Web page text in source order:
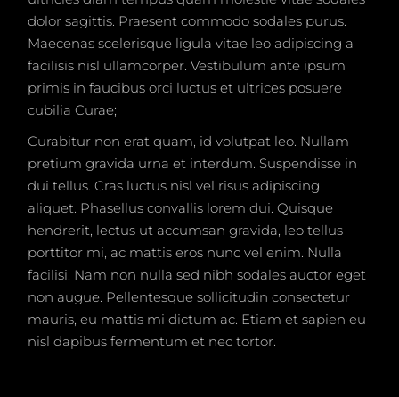
dolor sagittis. Praesent commodo sodales purus.
Maecenas scelerisque ligula vitae leo adipiscing a
facilisis nisl ullamcorper. Vestibulum ante ipsum
primis in faucibus orci luctus et ultrices posuere
cubilia Curae;
Curabitur non erat quam, id volutpat leo. Nullam
pretium gravida urna et interdum. Suspendisse in
dui tellus. Cras luctus nisl vel risus adipiscing
aliquet. Phasellus convallis lorem dui. Quisque
hendrerit, lectus ut accumsan gravida, leo tellus
porttitor mi, ac mattis eros nunc vel enim. Nulla
facilisi. Nam non nulla sed nibh sodales auctor eget
non augue. Pellentesque sollicitudin consectetur
mauris, eu mattis mi dictum ac. Etiam et sapien eu
nisl dapibus fermentum et nec tortor.